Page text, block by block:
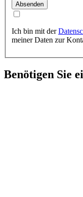
Absenden
Ich bin mit der
meiner Daten zur
Benötigen Sie